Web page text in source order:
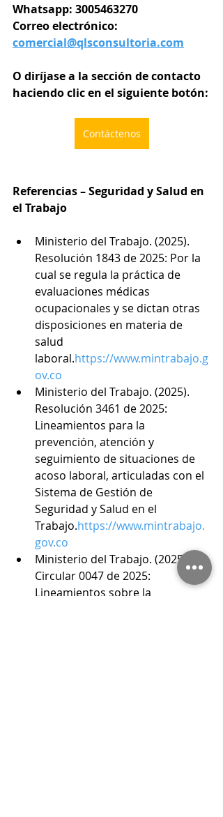
Whatsapp: 3005463270
Correo electrónico:
comercial@qlsconsultoria.com
O diríjase a la sección de contacto
haciendo clic en el siguiente botón:
Contáctenos
Referencias – Seguridad y Salud en
el Trabajo
Ministerio del Trabajo. (2025).
Resolución 1843 de 2025: Por la
cual se regula la práctica de
evaluaciones médicas
ocupacionales y se dictan otras
disposiciones en materia de
salud
laboral.https://www.mintrabajo.g
ov.co
Ministerio del Trabajo. (2025).
Resolución 3461 de 2025:
Lineamientos para la
prevención, atención y
seguimiento de situaciones de
acoso laboral, articuladas con el
Sistema de Gestión de
Seguridad y Salud en el
Trabajo.https://www.mintrabajo.
gov.co
Ministerio del Trabajo. (2025).
Circular 0047 de 2025:
Lineamientos sobre la